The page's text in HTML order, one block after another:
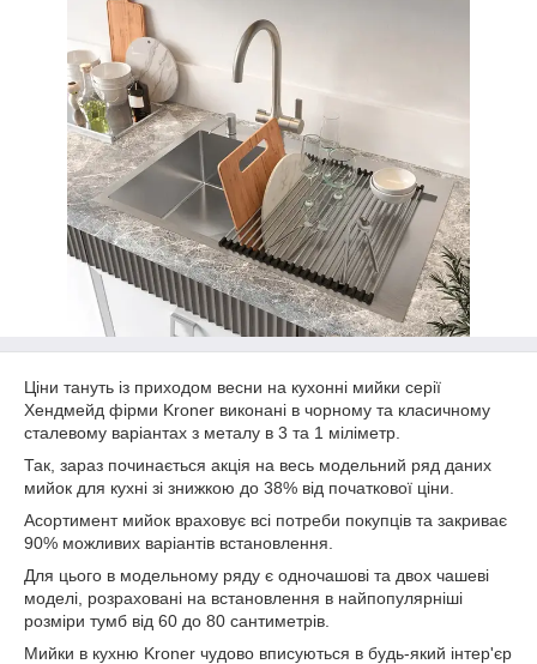
Ціни тануть із приходом весни на кухонні мийки серії
Хендмейд фірми Kroner виконані в чорному та класичному
сталевому варіантах з металу в 3 та 1 міліметр.
Так, зараз починається акція на весь модельний ряд даних
мийок для кухні зі знижкою до 38% від початкової ціни.
Асортимент мийок враховує всі потреби покупців та закриває
90% можливих варіантів встановлення.
Для цього в модельному ряду є одночашові та двох чашеві
моделі, розраховані на встановлення в найпопулярніші
розміри тумб від 60 до 80 сантиметрів.
Мийки в кухню Kroner чудово вписуються в будь-який інтер'єр